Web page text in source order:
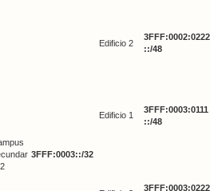
Edificio 2
3FFF:0002:0222
::/48
3FFF:0003::/32
Edificio 1
3FFF:0003:0111
::/48
3FFF:0003:0222